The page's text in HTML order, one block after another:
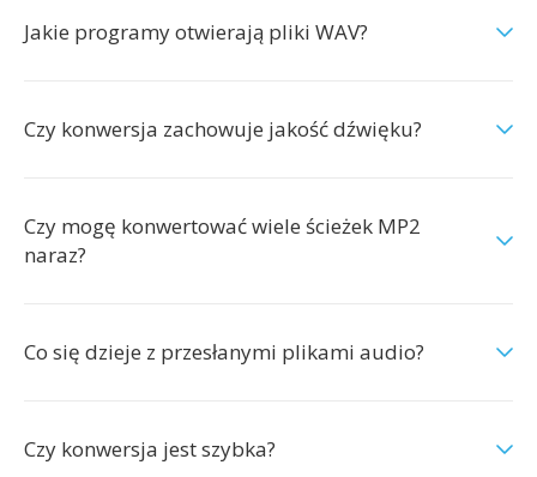
Jakie programy otwierają pliki WAV?
Czy konwersja zachowuje jakość dźwięku?
Czy mogę konwertować wiele ścieżek MP2
naraz?
Co się dzieje z przesłanymi plikami audio?
Czy konwersja jest szybka?